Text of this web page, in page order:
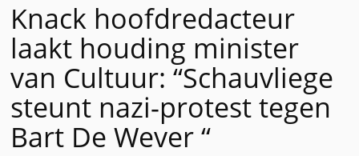
Knack hoofdredacteur
laakt houding minister
van Cultuur: “Schauvliege
steunt nazi-protest tegen
Bart De Wever “